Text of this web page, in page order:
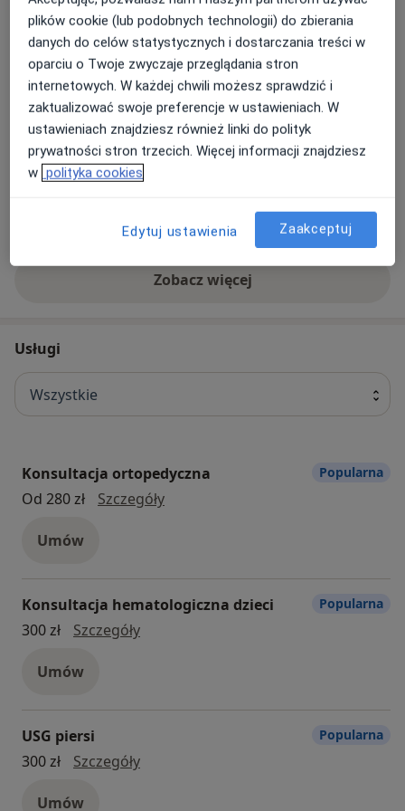
zdrowie Twoje i Twoich bliskich jest priorytetem.
więcejO nas
Nasze specjalizacje
dziecięca
naczyniowa
Zobacz więcej
Usługi
Wszystkie
Konsultacja ortopedyczna
Od 280 zł
Szczegółykonsultacja ortopedyczna
Umów
Popularna
Konsultacja hematologiczna dzieci
300 zł
SzczegółyKonsultacja hematologiczna dzieci
Umów
Popularna
USG piersi
300 zł
SzczegółyUSG piersi
Umów
Popularna
plików cookie (lub podobnych technologii) do zbierania
danych do celów statystycznych i dostarczania treści w
oparciu o Twoje zwyczaje przeglądania stron
internetowych. W każdej chwili możesz sprawdzić i
zaktualizować swoje preferencje w ustawieniach. W
ustawieniach znajdziesz również linki do polityk
prywatności stron trzecich. Więcej informacji znajdziesz
w polityka cookies
Edytuj ustawienia Zaakceptuj